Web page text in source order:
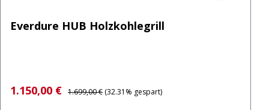
Everdure HUB Holzkohlegrill
Verkaufspreis:
1.150,00 € Regulärer Preis:
1.699,00 € (32.31% gespart)